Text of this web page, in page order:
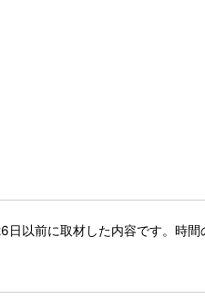
以前に取材した内容です。時間